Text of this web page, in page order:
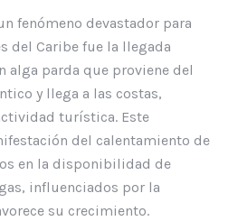
fenómeno devastador para
del Caribe fue la llegada
alga parda que proviene del
y llega a las costas,
turística. Este
del calentamiento de
en la disponibilidad de
influenciados por la
su crecimiento.